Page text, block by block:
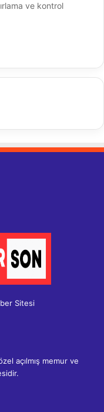
ve kontrol
Sitesi
açılmış memur ve